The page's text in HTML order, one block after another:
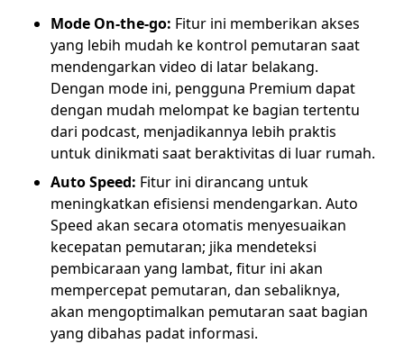
Mode On-the-go: Fitur ini memberikan akses
yang lebih mudah ke kontrol pemutaran saat
mendengarkan video di latar belakang.
Dengan mode ini, pengguna Premium dapat
dengan mudah melompat ke bagian tertentu
dari podcast, menjadikannya lebih praktis
untuk dinikmati saat beraktivitas di luar rumah.
Auto Speed: Fitur ini dirancang untuk
meningkatkan efisiensi mendengarkan. Auto
Speed akan secara otomatis menyesuaikan
kecepatan pemutaran; jika mendeteksi
pembicaraan yang lambat, fitur ini akan
mempercepat pemutaran, dan sebaliknya,
akan mengoptimalkan pemutaran saat bagian
yang dibahas padat informasi.